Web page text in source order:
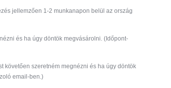
jellemzően 1-2 munkanapon belül az ország
és ha úgy döntök megvásárolni. (Időpont-
követően szeretném megnézni és ha úgy döntök
email-ben.)